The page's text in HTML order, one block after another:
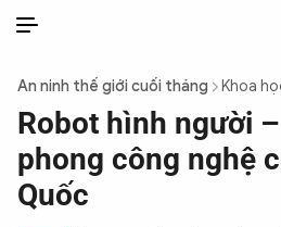
THỜI SỰ
CHỐNG DIỄN BIẾN HÒA BÌNH
An ninh thế giới cuối tháng Khoa
Robot hình người
phong công nghệ
Quốc